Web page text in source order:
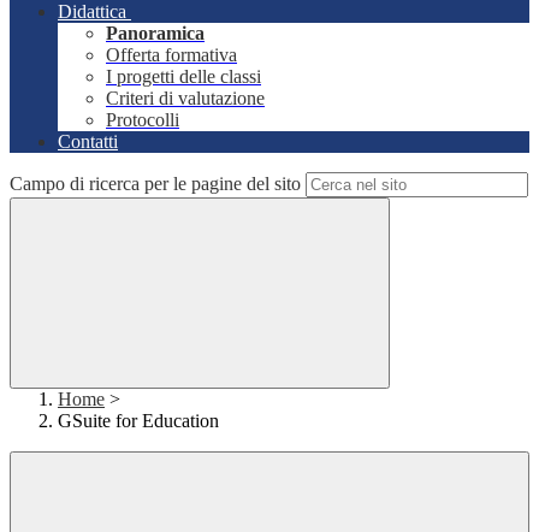
Didattica
Panoramica
Offerta formativa
I progetti delle classi
Criteri di valutazione
Protocolli
Contatti
Campo di ricerca per le pagine del sito
Home >
GSuite for Education